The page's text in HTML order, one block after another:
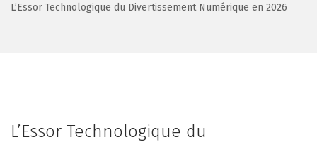
L’Essor Technologique du Divertissement Numérique en 2026
L’Essor Technologique du